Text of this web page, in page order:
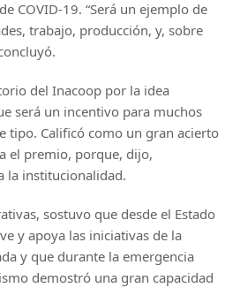
COVID-19. “Será un ejemplo de
trabajo, producción, y, sobre
del Inacoop por la idea
será un incentivo para muchos
tipo. Calificó como un gran acierto
el premio, porque, dijo,
la institucionalidad.
sostuvo que desde el Estado
y apoya las iniciativas de la
y que durante la emergencia
demostró una gran capacidad